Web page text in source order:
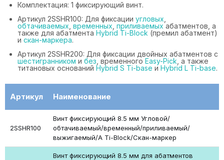
Комплектация: 1 фиксирующий винт.
Артикул 2SSHR100: Для фиксации угловых
обтачиваемых временных приливаемыхабатментов, а
также для абатмента Hybrid Ti-Block (премил абатмент)
и скан-маркера.
Артикул 2SSHR200: Для фиксации двойных абатментов с
шестигранником и без , временного Easy-Pick , а также
титановых оснований Hybrid S Ti-base и Hybrid L Ti-base.
Артикул Наименование
2SSHR100
Винт фиксирующий 8.5 мм Угловой/
обтачиваемый/временный/приливаемый/
выжигаемый/A Ti-Block/Скан-маркер
Винт фиксирующий 8.5 мм для абатментов